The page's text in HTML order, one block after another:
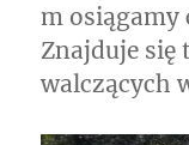
m osiągamy
Znajduje się
walczących